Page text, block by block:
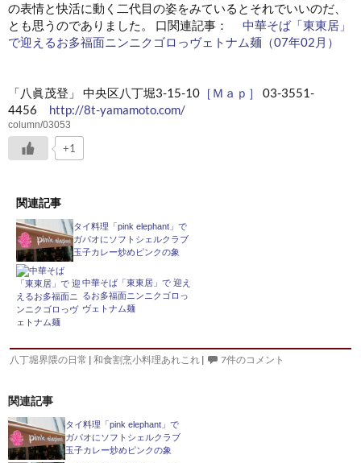
の表情と快活に動く二代目の姿をみているとそれでいいのだ、
とも思うのでありました。 口関連記事： 中華そば「東東居」
で迎えるお多福面ニンニクゴロっヴェトナム麺（07年02月）
「八眞茂登」 中央区八丁堀3-15-10 ［Ｍａｐ］
03-3551-
4456 http://8t-yamamoto.com/
column/03053
+1
関連記事
タイ料理「pink elephant」で
ガパオにソフトシェルクラブ
玉子カレー炒めピンクの象
中華そば「東東居」で 迎え
るお多福面ニンニクゴロっ
ヴェトナム麺
八丁堀界隈の日常 | 和食割烹小料理あれこれ | 7件のコメント
関連記事
タイ料理「pink elephant」で
ガパオにソフトシェルクラブ
玉子カレー炒めピンクの象